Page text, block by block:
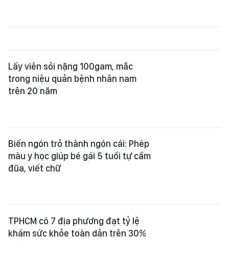
Lấy viên sỏi nặng 100gam, mắc
trong niệu quản bệnh nhân nam
trên 20 năm
Biến ngón trỏ thành ngón cái: Phép
màu y học giúp bé gái 5 tuổi tự cầm
đũa, viết chữ
TPHCM có 7 địa phương đạt tỷ lệ
khám sức khỏe toàn dân trên 30%